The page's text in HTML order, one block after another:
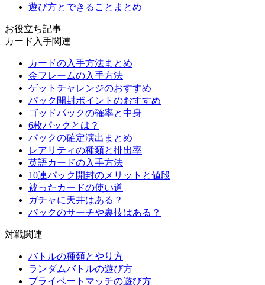
遊び方とできることまとめ
お役立ち記事
カード入手関連
カードの入手方法まとめ
金フレームの入手方法
ゲットチャレンジのおすすめ
パック開封ポイントのおすすめ
ゴッドパックの確率と中身
6枚パックとは？
パックの確定演出まとめ
レアリティの種類と排出率
英語カードの入手方法
10連パック開封のメリットと値段
被ったカードの使い道
ガチャに天井はある？
パックのサーチや裏技はある？
対戦関連
バトルの種類とやり方
ランダムバトルの遊び方
プライベートマッチの遊び方